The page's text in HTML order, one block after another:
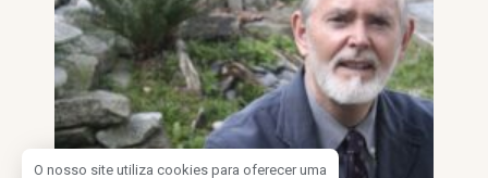
O nosso site utiliza cookies para oferecer uma